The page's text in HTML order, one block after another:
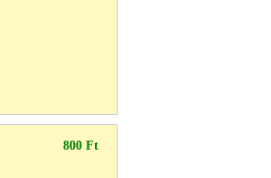
800 Ft